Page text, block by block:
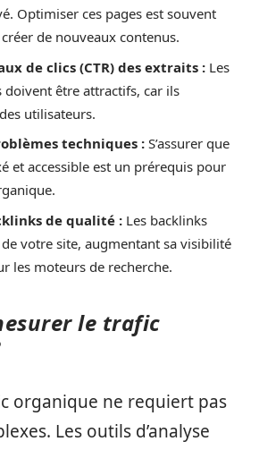
Optimiser ces pages est souvent
de nouveaux contenus.
de clics (CTR) des extraits : Les
être attractifs, car ils
utilisateurs.
techniques : S’assurer que
et accessible est un prérequis pour
de qualité : Les backlinks
votre site, augmentant sa visibilité
les moteurs de recherche.
le trafic
organique ne requiert pas
Les outils d’analyse